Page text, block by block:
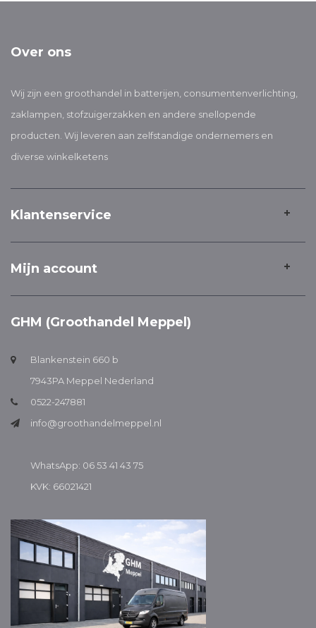
Over ons
Wij zijn een groothandel in batterijen, consumentenverlichting,
zaklampen, stofzuigerzakken en andere snellopende
producten. Wij leveren aan zelfstandige ondernemers en
diverse winkelketens
Klantenservice
Mijn account
GHM (Groothandel Meppel)
Blankenstein 660 b
7943PA Meppel Nederland
0522-247881
info@groothandelmeppel.nl
WhatsApp: 06 53 41 43 75
KVK: 66021421